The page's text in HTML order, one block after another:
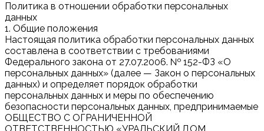
Политика в отношении обработки персональных
данных
1. Общие положения
Настоящая политика обработки персональных данных
составлена в соответствии с требованиями
Федерального закона от 27.07.2006. № 152-ФЗ «О
персональных данных» (далее — Закон о персональных
данных) и определяет порядок обработки
персональных данных и меры по обеспечению
безопасности персональных данных, предпринимаемые
ОБЩЕСТВО С ОГРАНИЧЕННОЙ